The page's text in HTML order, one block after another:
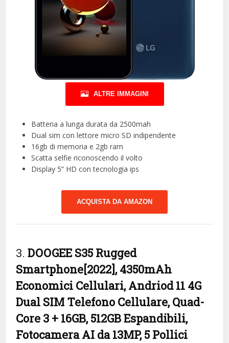
ALTRE IMMAGINI
Batteria a lunga durata da 2500mah
Dual sim con lettore micro SD indipendente
16gb di memoria e 2gb ram
Scatta selfie riconoscendo il volto
Display 5” HD con tecnologia ips
ACQUISTA DA AMAZON
3.DOOGEE S35 Rugged
Smartphone[2022], 4350mAh
Economici Cellulari, Andriod 11 4G
Dual SIM Telefono Cellulare, Quad-
Core 3 + 16GB, 512GB Espandibili,
Fotocamera AI da 13MP, 5 Pollici